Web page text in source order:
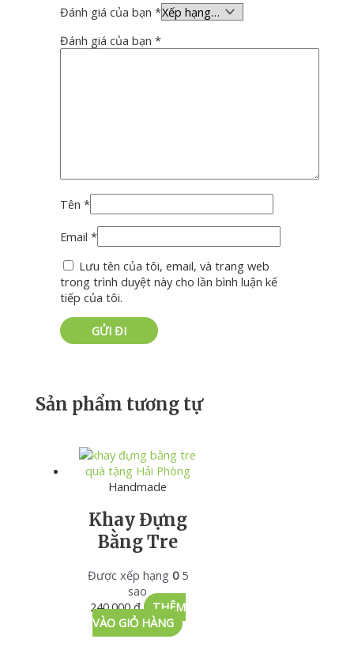
Đánh giá của bạn*
Đánh giá của bạn*
Tên*
Email*
Lưu tên của tôi, email, và trang web
trong trình duyệt này cho lần bình luận kế
tiếp của tôi.
Sản phẩm tương tự
Handmade
Khay Đựng
Bằng Tre
Được xếp hạng 05
sao
240.000₫
THÊM
VÀO GIỎ HÀNG